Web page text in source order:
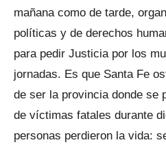
mañana como de tarde,
políticas y de derechos
para pedir Justicia por los
jornadas. Es que Santa Fe
de ser la provincia donde se
de víctimas fatales durante
personas perdieron la vida: